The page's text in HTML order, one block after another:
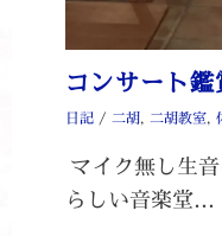
コンサート
日記/ 二胡, 二胡教室,
マイク無し生
らしい音楽堂…